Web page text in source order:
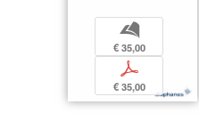
b
€ 35,00
p
€ 35,00